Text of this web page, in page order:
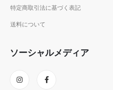
特定商取引法に基づく表記
送料について
ソーシャルメディア